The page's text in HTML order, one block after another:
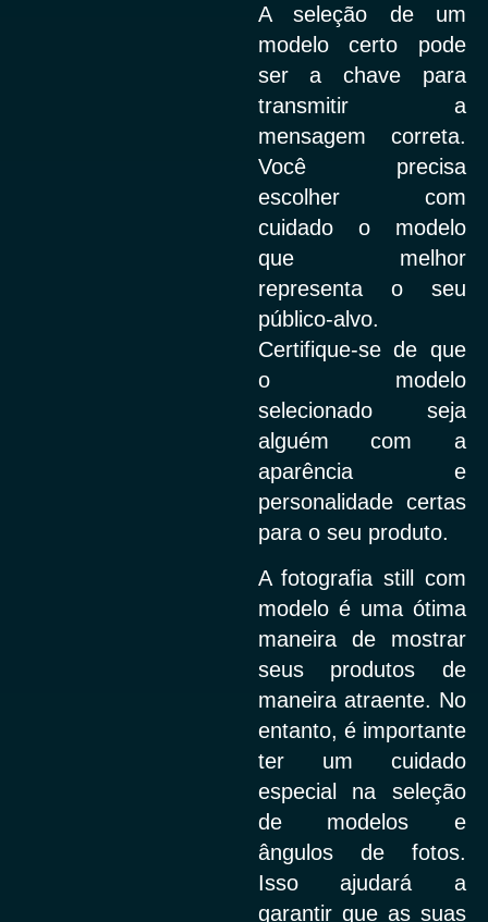
A seleção de um
modelo certo pode
ser a chave para
transmitir a
mensagem correta.
Você precisa
escolher com
cuidado o modelo
que melhor
representa o seu
público-alvo.
Certifique-se de que
o modelo
selecionado seja
alguém com a
aparência e
personalidade certas
para o seu produto.
A fotografia still com
modelo é uma ótima
maneira de mostrar
seus produtos de
maneira atraente. No
entanto, é importante
ter um cuidado
especial na seleção
de modelos e
ângulos de fotos.
Isso ajudará a
garantir que as suas